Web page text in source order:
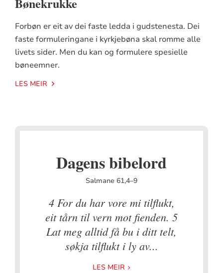
Forbøn er eit av dei faste ledda i gudstenesta. Dei
faste formuleringane i kyrkjebøna skal romme alle
livets sider. Men du kan og formulere spesielle
bøneemner.
LES MEIR
Dagens bibelord
Salmane 61,4–9
4 For du har vore mi tilflukt,
eit tårn til vern mot fienden. 5
Lat meg alltid få bu i ditt telt,
søkja tilflukt i ly av...
LES MEIR